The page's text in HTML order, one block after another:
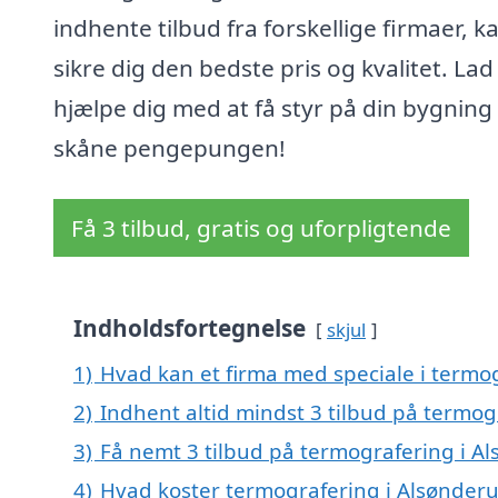
indhente tilbud fra forskellige firmaer,
sikre dig den bedste pris og kvalitet. Lad
hjælpe dig med at få styr på din bygning
skåne pengepungen!
Få 3 tilbud, gratis og uforpligtende
Indholdsfortegnelse skjul
1) Hvad kan et firma med speciale i
2) Indhent altid mindst 3 tilbud på
3) Få nemt 3 tilbud på termografering i
4) Hvad koster termografering i